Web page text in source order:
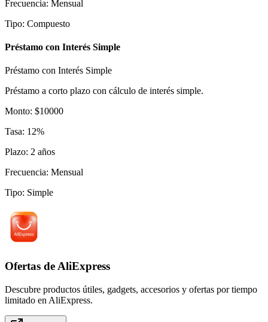
Frecuencia: Mensual
Tipo: Compuesto
Préstamo con Interés Simple
Préstamo con Interés Simple
Préstamo a corto plazo con cálculo de interés simple.
Monto: $10000
Tasa: 12%
Plazo: 2 años
Frecuencia: Mensual
Tipo: Simple
Ofertas de AliExpress
Descubre productos útiles, gadgets, accesorios y ofertas por tiempo
limitado en AliExpress.